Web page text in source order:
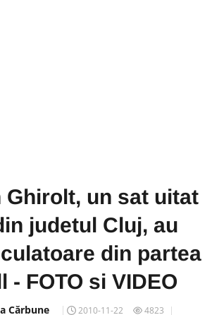
Ghirolt, un sat uitat
judetul Cluj, au
din partea
- FOTO si VIDEO
Cărbune 2010-11-22 4823